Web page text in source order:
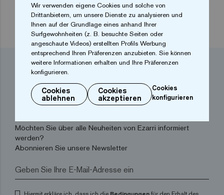
mosaics
Möchten Sie über alle Neuheiten von Ezarri informiert
werden?
Abonnieren Sie unsere Newsletter
Wir verwenden eigene Cookies und solche von
Drittanbietern, um unsere Dienste zu analysieren und
Ihnen auf der Grundlage eines anhand Ihrer
Surfgewohnheiten (z. B. besuchte Seiten oder
angeschaute Videos) erstellten Profils Werbung
entsprechend Ihren Präferenzen anzubieten. Sie können
weitere Informationen erhalten und Ihre Präferenzen
konfigurieren.
Cookies
ablehnen
Cookies
akzeptieren
Cookies
konfigurieren